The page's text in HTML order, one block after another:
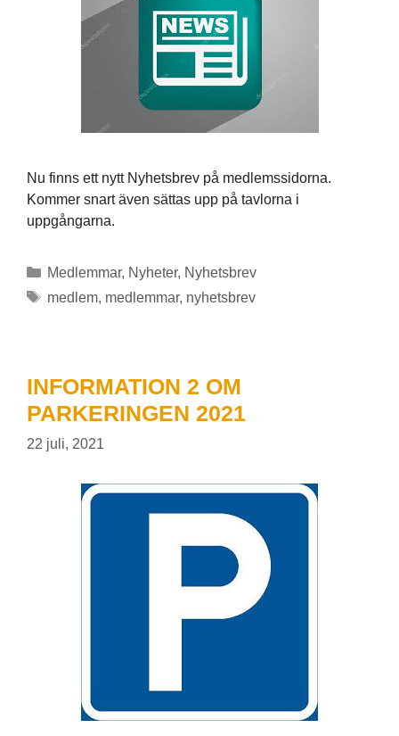
Nu finns ett nytt Nyhetsbrev på medlemssidorna.
Kommer snart även sättas upp på tavlorna i
uppgångarna.
Kategorier
Medlemmar, Nyheter, Nyhetsbrev
Etiketter
medlem, medlemmar, nyhetsbrev
INFORMATION 2 OM
PARKERINGEN 2021
22 juli, 2021